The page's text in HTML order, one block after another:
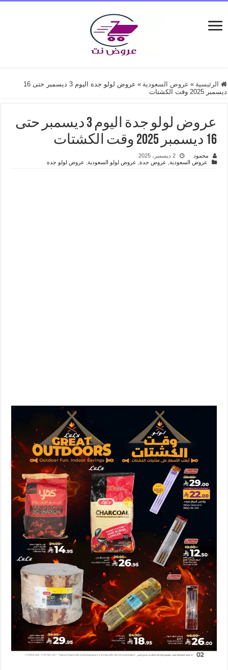
الرئيسية » عروض السعودية »
عروض لولو جدة اليوم 3 ديسمبر حتى 16
ديسمبر 2025 وقت الكشتات
عروض لولو جدة اليوم 3 ديسمبر حتى
16 ديسمبر 2025 وقت الكشتات
محمود
2 ديسمبر، 2025
عروض السعودية, عروض جدة, عروض لولو السعودية, عروض لولو جدة